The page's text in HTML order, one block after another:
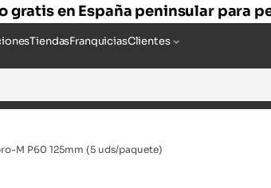
gratis en España peninsular para
TiendasFranquiciasClientes
M P60 125mm (5 uds/paquete)